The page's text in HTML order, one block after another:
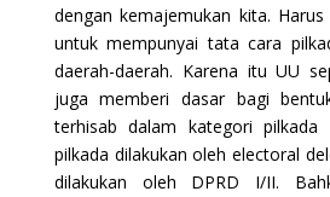
dengan kemajemukan kita.
untuk mempunyai tata cara
daerah-daerah. Karena itu UU
juga memberi dasar bagi
terhisab dalam kategori pilkada
pilkada dilakukan oleh electoral
dilakukan oleh DPRD I/II.